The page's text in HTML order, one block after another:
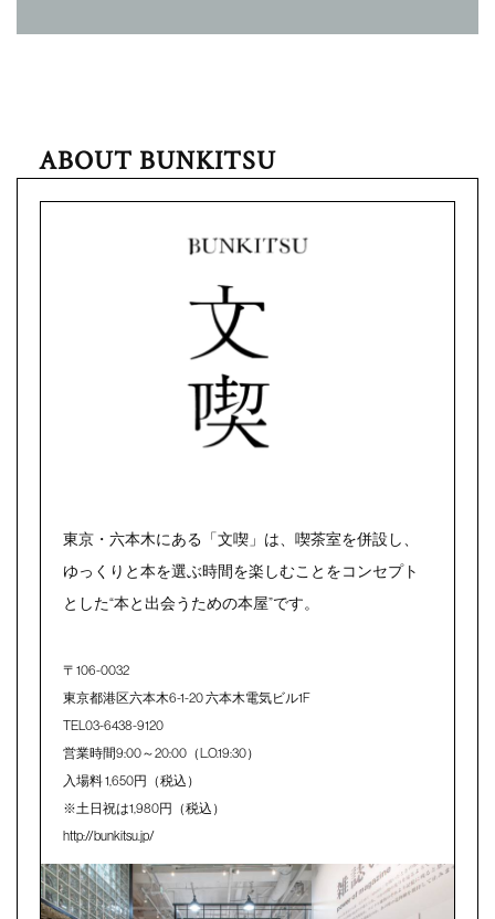
ABOUT BUNKITSU
東京・六本木にある「文喫」は、喫茶室を併設し、
ゆっくりと本を選ぶ時間を楽しむことをコンセプト
とした“本と出会うための本屋”です。
〒106-0032
東京都港区六本木6-1-20 六本木電気ビル1F
TEL03-6438-9120
営業時間9:00～20:00（L.O.19:30）
入場料 1,650円（税込）
※土日祝は1,980円（税込）
http://bunkitsu.jp/